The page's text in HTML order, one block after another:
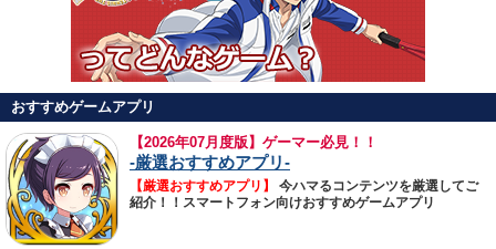
おすすめゲームアプリ
【2026年07月度版】ゲーマー必見！！
-厳選おすすめアプリ-
【厳選おすすめアプリ】
今ハマるコンテンツを厳選してご
紹介！！スマートフォン向けおすすめゲームアプリ